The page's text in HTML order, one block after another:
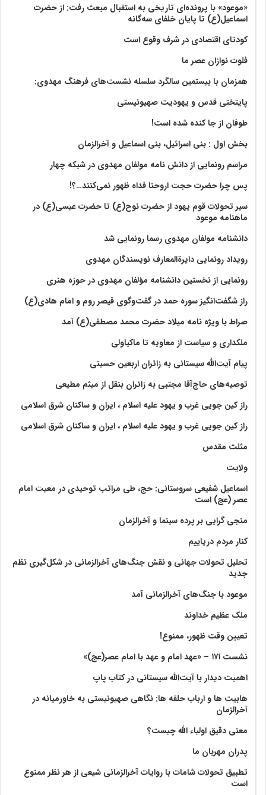
«موعود» با پرونده‌ای تاریخی به استقبال مبعث رفت: از حضرت
اسماعیل(ع) تا پایان خلفای سه‌گانه
کودتای اقتصادی در شرف وقوع است
فلوت نوازان عصر ما
همزمان با بیستمین سالگرد سلسله نشست‌های فرهنگ مهدوی:‌
پایتختی قدس و یهودیت صهیونیستی
طوفان از جا کنده شده است!
بخش اول : بنی اسرائیل، بنی اسماعیل و آخرالزمان
مراسم رونمایی از دانش نامه مولفان مهدوی در شبکه چهار
پس چرا حضرت حجت اروحنا فداه ظهور نمی‌کنند…؟!
سیر تحولات قوم یهود از حضرت نوح(ع) تا حضرت عیسی(ع) در
ماهنامه موعود
دانشنامه مولفان مهدوی رسما رونمایی شد
رویداد رونمایی دایرةالمعارف نویسندگان مهدوی
رونمایی از نخستین دانشنامه مؤلفان مهدوی در حوزه هنری
راز شگفت‌انگیز سوره حمد در گفت‌وگوی قیصر روم و امام هادی(ع)
صراط با ویژه نامه میلاد حضرت محمد مصطفی(ع) آمد
ملکداری و سیاست از معاویه تا ماکیاولی
پیام آیت‌الله سیستانی به زائران اربعین حسینی
توصیه‌های حاج‌آقا مجتبی به زائران بنقل از میثم مطیعی
راز کین جویی غرب و یهود علیه اسلام ، ایران و ساکنان شرق اسلامی
راز کین جویی غرب و یهود علیه اسلام ، ایران و ساکنان شرق اسلامی
مثلث مقدس
ولايت‏
اسماعیل شفیعی سروستانی: حج، طی مراتب توحیدی در معیت امام
عصر (عج) است
منجی گرایی بر پرده سینما و آخرالزمان
کنار مردم دریاییم
تحلیل تحولات جهانی و نقش جنگ‌های آخرالزمانی در شکل‌گیری نظم
جدید
موعود با جنگ‌های آخرالزمانی آمد
ملک عظیم خداوند
تعیین وقت ظهور، ممنوع!
نشست ۱۷۱ – «عهد امام و عهد با امام عصر(عج)»
اهمیت دیدار با آیت‌الله سیستانی در کتاب پاپ
هابیت ها و ارباب حلقه ها: نگاهی صهیونیستی به خاورمیانه در
آخرالزمان
معنی دقیق اولیاء الله چیست؟
پدران مهربان ما
تطبیق تحولات شامات با روایات آخرالزمانی شیعی از هر نظر ممنوع
است